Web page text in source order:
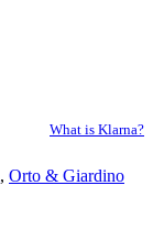
What is Klarna?
, Orto & Giardino